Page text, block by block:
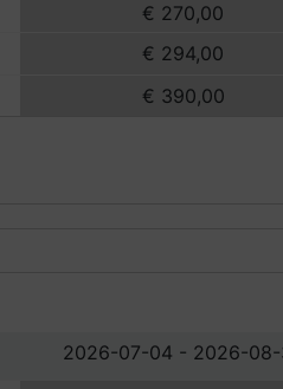
€ 270,00
€ 294,00
€ 390,00
2026-07-04 - 2026-